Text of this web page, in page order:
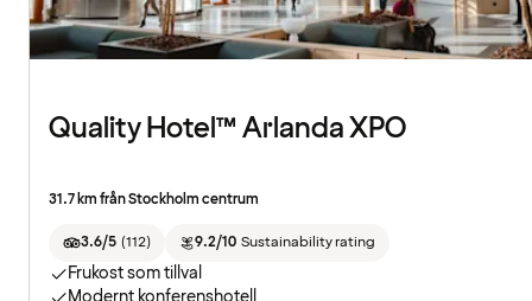
Quality Hotel™ Arlanda XPO
31.7 km från Stockholm centrum
3.6/5 (112) 9.2/10 Sustainability rating
Frukost som tillval